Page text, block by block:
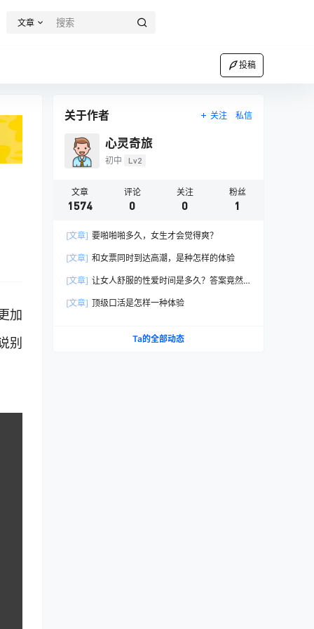
文章
投稿
加
别
关于作者 关注 私信
心灵奇旅
初中 Lv2
文章
1574
评论
0
关注
0
粉丝
1
[文章] 要啪啪啪多久，女生才会觉得爽？
[文章] 和女票同时到达高潮，是种怎样的体验
[文章] 让女人舒服的性爱时间是多久？答案竟然
[文章] 顶级口活是怎样一种体验
Ta的全部动态